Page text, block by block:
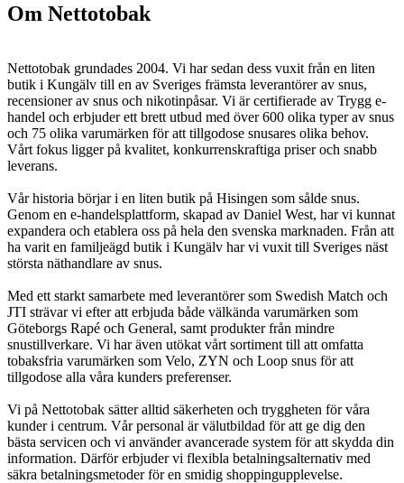
Om Nettotobak
Nettotobak grundades 2004. Vi har sedan dess vuxit från en liten
butik i Kungälv till en av Sveriges främsta leverantörer av snus,
recensioner av snus och nikotinpåsar. Vi är certifierade av Trygg e-
handel och erbjuder ett brett utbud med över 600 olika typer av snus
och 75 olika varumärken för att tillgodose snusares olika behov.
Vårt fokus ligger på kvalitet, konkurrenskraftiga priser och snabb
leverans.
Vår historia börjar i en liten butik på Hisingen som sålde snus.
Genom en e-handelsplattform, skapad av Daniel West, har vi kunnat
expandera och etablera oss på hela den svenska marknaden. Från att
ha varit en familjeägd butik i Kungälv har vi vuxit till Sveriges näst
största näthandlare av snus.
Med ett starkt samarbete med leverantörer som Swedish Match och
JTI strävar vi efter att erbjuda både välkända varumärken som
Göteborgs Rapé och General, samt produkter från mindre
snustillverkare. Vi har även utökat vårt sortiment till att omfatta
tobaksfria varumärken som Velo, ZYN och Loop snus för att
tillgodose alla våra kunders preferenser.
Vi på Nettotobak sätter alltid säkerheten och tryggheten för våra
kunder i centrum. Vår personal är välutbildad för att ge dig den
bästa servicen och vi använder avancerade system för att skydda din
information. Därför erbjuder vi flexibla betalningsalternativ med
säkra betalningsmetoder för en smidig shoppingupplevelse.